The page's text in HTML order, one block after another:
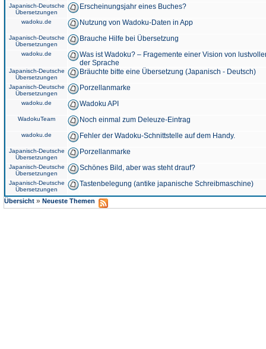
Japanisch-Deutsche
Übersetzungen
Erscheinungsjahr eines Buches?
wadoku.de Nutzung von Wadoku-Daten in App
Japanisch-Deutsche
Übersetzungen
Brauche Hilfe bei Übersetzung
wadoku.de
Was ist Wadoku? – Fragemente einer Vision von
der Sprache
Japanisch-Deutsche
Übersetzungen
Bräuchte bitte eine Übersetzung (Japanisch - Deutsch)
Japanisch-Deutsche
Übersetzungen
Porzellanmarke
wadoku.de Wadoku API
WadokuTeam Noch einmal zum Deleuze-Eintrag
wadoku.de Fehler der Wadoku-Schnittstelle auf dem Handy.
Japanisch-Deutsche
Übersetzungen
Porzellanmarke
Japanisch-Deutsche
Übersetzungen
Schönes Bild, aber was steht drauf?
Japanisch-Deutsche
Übersetzungen
Tastenbelegung (antike japanische Schreibmaschine)
Übersicht » Neueste Themen